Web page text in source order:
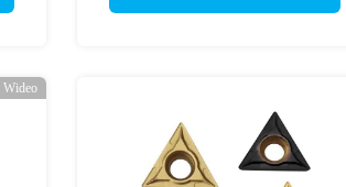
Wideo